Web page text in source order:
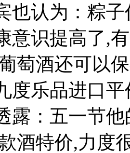
认为：粽子
意识提高了,
萄酒还可以
乐品进口平
露：五一节
酒特价,力度